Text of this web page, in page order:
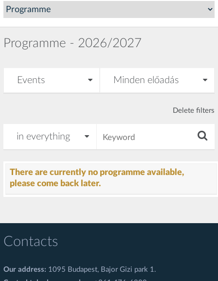
Programme - 2026/2027
Delete filters
There are currently no programme available,
please come back later.
Contacts
Our address: 1095 Budapest, Bajor Gizi park 1.